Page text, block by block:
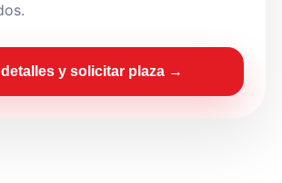
detalles y solicitar plaza →